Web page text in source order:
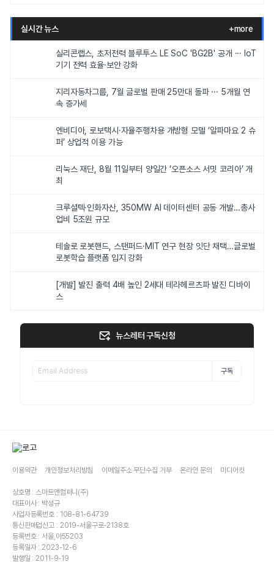
실시간 뉴스 +more
실리콘랩스, 초저전력 블루투스 LE SoC 'BG2B' 공개 ··· IoT
기기 전력 효율·보안 강화
지리자동차그룹, 7월 글로벌 판매 25만대 돌파 ··· 5개월 연
속 증가세
엔비디아, 로보택시·자율주행차용 개방형 모델 ‘알파마요 2 슈
퍼’ 상업적 이용 가능
리눅스 재단, 8월 11일부터 양일간 ‘오픈소스 서밋 코리아’ 개
최
크루셜텍·인화자산, 350MW AI 데이터센터 공동 개발…총사
업비 5조원 규모
테솔로 로봇핸드, 스탠퍼드·MIT 연구 현장 잇단 채택…글로벌
로봇학습 플랫폼 입지 강화
[개발] 발진 출력 4배 높인 2세대 테라헤르츠파 발진 디바이
스
뉴스레터 구독신청
구독
이용약관 개인정보처리방침 이메일주소 무단수집 거부 온라인 문의 미디어킷
상호명 : 스마트앤컴퍼니(주)
대표이사 : 박성규
사업자등록번호 : 108-81-64739
통신판매업신고 : 2019-서울구로-2138호
등록번호 : 서울,아55203
등록일자 : 2023-12-6
발행일 : 2011-9-19